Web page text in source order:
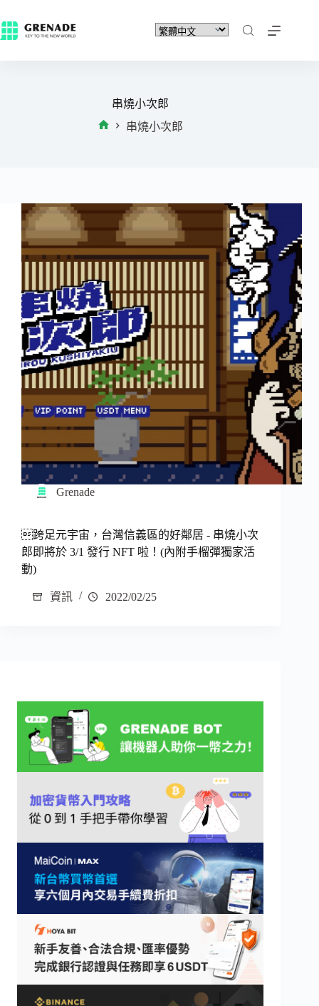
串燒小次郎
串燒小次郎
Grenade
跨足元宇宙，台灣信義區的好鄰居 - 串燒小次
郎即將於 3/1 發行 NFT 啦！(內附手榴彈獨家活
動)
資訊 2022/02/25